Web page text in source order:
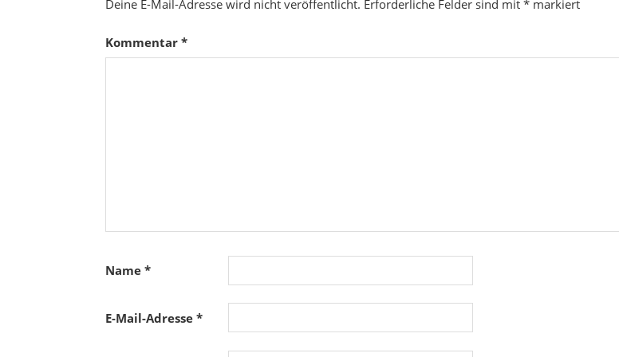
Deine E-Mail-Adresse wird nicht veröffentlicht. Erforderliche Felder sind mit * markiert
Kommentar *
Name *
E-Mail-Adresse *